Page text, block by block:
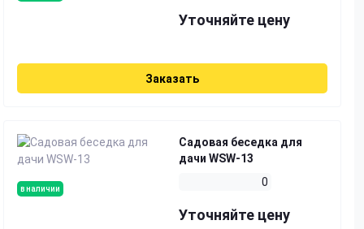
Уточняйте цену
Заказать
в наличии
Садовая беседка для
дачи WSW-13
0
Уточняйте цену